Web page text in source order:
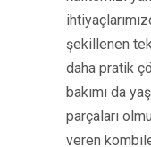
şekillenen
daha pratik
bakımı da
parçaları
veren